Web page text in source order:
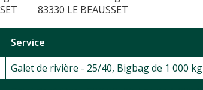
83330 LE BEAUSSET
Service
Galet de rivière - 25/40, Bigbag de 1 000 kg